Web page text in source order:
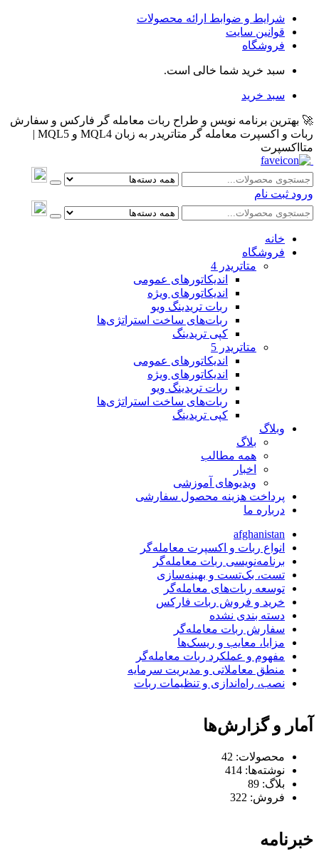
شرایط و ضوابط ارائه محصولات
قوانین سایت
فروشگاه
سبد خرید شما خالی است.
سبد خرید
🚀 بهترین برنامه نویس و طراح ربات معامله گر فارکس و سفارش
ربات و اکسپرت معامله گر متاتریدر به زبان MQL4 و MQL5 |
متااکسپرت
ورود ثبت نام
خانه
فروشگاه
متاتريدر 4
اندیکاتورهای عمومی
اندیکاتورهای ویژه
ربات تریدینگ ویو
ربات‌های ساخت استراتژی‌ها
کپی تریدینگ
متاتريدر 5
اندیکاتورهای عمومی
اندیکاتورهای ویژه
ربات تریدینگ ویو
ربات‌های ساخت استراتژی‌ها
کپی تریدینگ
وبلاگ
بلاگ
همه مطالب
اخبار
ویدیوهای آموزشی
پرداخت هزینه محصول سفارشی
درباره ما
afghanistan
انواع ربات و اکسپرت معامله‌گر
برنامه‌نویسی ربات معامله‌گر
تست، بک‌تست و بهینه‌سازی
توسعه ربات‌های معامله‌گر
خرید و فروش ربات فارکس
دسته بندی نشده
سفارش ربات معامله‌گر
مزایا، معایب و ریسک‌ها
مفهوم و عملکرد ربات معامله‌گر
منطق معاملاتی و مدیریت سرمایه
نصب، راه‌اندازی و تنظیمات ربات
آمار و گزارش‌ها
محصولات: 42
نوشته‌ها: 414
بلاگ: 89
فروش: 322
خبرنامه